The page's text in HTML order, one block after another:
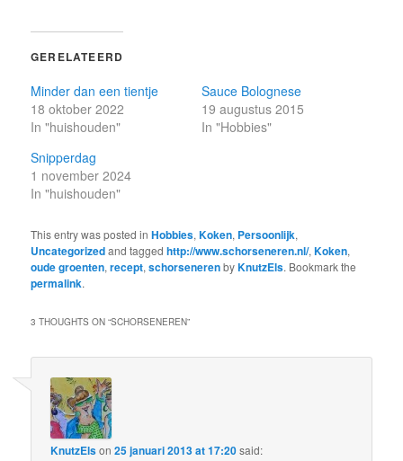
GERELATEERD
Minder dan een tientje
18 oktober 2022
In "huishouden"
Sauce Bolognese
19 augustus 2015
In "Hobbies"
Snipperdag
1 november 2024
In "huishouden"
This entry was posted inHobbies,Koken, Persoonlijk,
Uncategorizedand taggedhttp://www.schorseneren.nl/,Koken,
oude groenten,recept,schorsenerenbyKnutzEls. Bookmark the
permalink.
3 THOUGHTS ON “SCHORSENEREN”
KnutzElson25 januari 2013 at 17:20said: